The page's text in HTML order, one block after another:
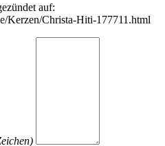
auf:
Kerzen/Christa-Hiti-177711.html